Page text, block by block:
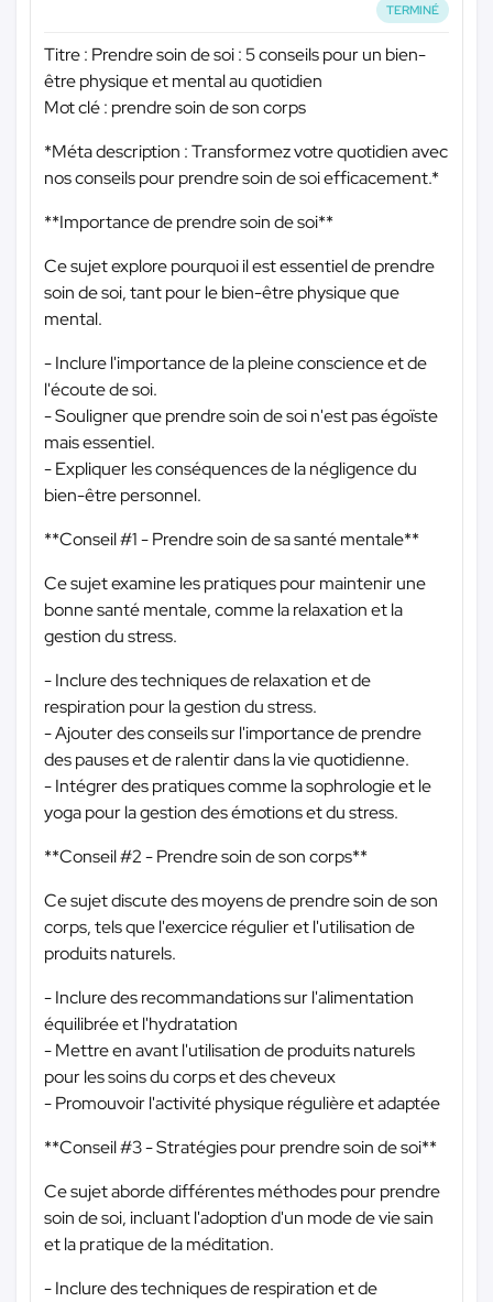
TERMINÉ
Titre : Prendre soin de soi : 5 conseils pour un bien-
être physique et mental au quotidien
Mot clé : prendre soin de son corps
*Méta description : Transformez votre quotidien avec
nos conseils pour prendre soin de soi efficacement.*
**Importance de prendre soin de soi**
Ce sujet explore pourquoi il est essentiel de prendre
soin de soi, tant pour le bien-être physique que
mental.
- Inclure l'importance de la pleine conscience et de
l'écoute de soi.
- Souligner que prendre soin de soi n'est pas égoïste
mais essentiel.
- Expliquer les conséquences de la négligence du
bien-être personnel.
**Conseil #1 - Prendre soin de sa santé mentale**
Ce sujet examine les pratiques pour maintenir une
bonne santé mentale, comme la relaxation et la
gestion du stress.
- Inclure des techniques de relaxation et de
respiration pour la gestion du stress.
- Ajouter des conseils sur l'importance de prendre
des pauses et de ralentir dans la vie quotidienne.
- Intégrer des pratiques comme la sophrologie et le
yoga pour la gestion des émotions et du stress.
**Conseil #2 - Prendre soin de son corps**
Ce sujet discute des moyens de prendre soin de son
corps, tels que l'exercice régulier et l'utilisation de
produits naturels.
- Inclure des recommandations sur l'alimentation
équilibrée et l'hydratation
- Mettre en avant l'utilisation de produits naturels
pour les soins du corps et des cheveux
- Promouvoir l'activité physique régulière et adaptée
**Conseil #3 - Stratégies pour prendre soin de soi**
Ce sujet aborde différentes méthodes pour prendre
soin de soi, incluant l'adoption d'un mode de vie sain
et la pratique de la méditation.
- Inclure des techniques de respiration et de